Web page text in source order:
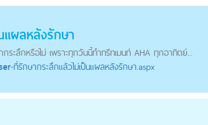
ผลหลังรักษา
ระลึกหรือไม่ เพราะทุกวันนี้ทำทรีทเมนท์ AHA ทุกอาทิตย์...
-ที่รักษากระลึกแล้วไม่เป็นแผลหลังรักษา.aspx